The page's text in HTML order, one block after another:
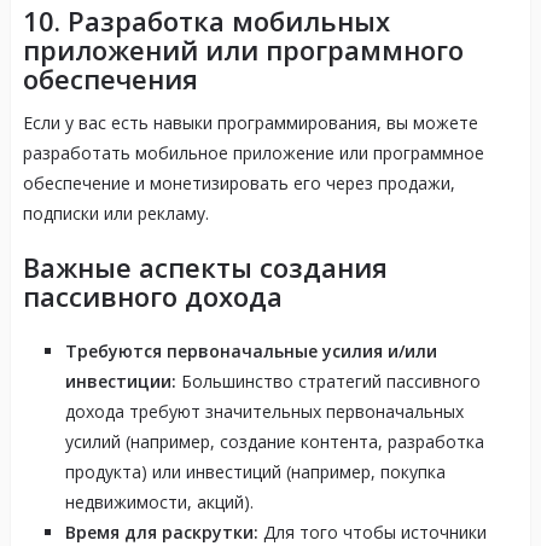
10. Разработка мобильных
приложений или программного
обеспечения
Если у вас есть навыки программирования, вы можете
разработать мобильное приложение или программное
обеспечение и монетизировать его через продажи,
подписки или рекламу.
Важные аспекты создания
пассивного дохода
Требуются первоначальные усилия и/или
инвестиции: Большинство стратегий пассивного
дохода требуют значительных первоначальных
усилий (например, создание контента, разработка
продукта) или инвестиций (например, покупка
недвижимости, акций).
Время для раскрутки: Для того чтобы источники